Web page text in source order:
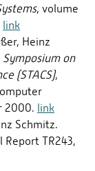
, volume
link
Heinz
Symposium on
(STACS),
2000. link
Schmitz.
Report TR243,